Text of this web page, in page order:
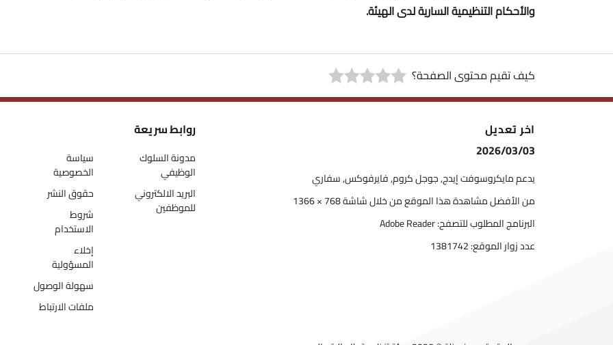
والأحكام التنظيمية السارية لدى الهيئة.
كيف تقيم محتوى الصفحة؟
اخر تعديل
2026/03/03
يدعم مايكروسوفت إيدج, جوجل كروم, فايرفوكس, سفاري
من الأفضل مشاهدة هذا الموقع من خلال شاشة 768 × 1366
البرنامج المطلوب للتصفح: Adobe Reader
عدد زوار الموقع:1381742
روابط سريعة
مدونة السلوك
الوظيفي
البريد الالكتروني
للموظفين
سياسة
الخصوصية
حقوق النشر
شروط
الاستخدام
إخلاء
المسؤولية
سهولة الوصول
ملفات الارتباط